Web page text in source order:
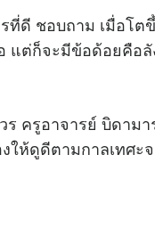
ที่ดี ชอบถาม เมื่อโต
แต่ก็จะมีข้อด้อยคือลั
ครูอาจารย์ บิดาม
ให้ดูดีตามกาลเทศะ